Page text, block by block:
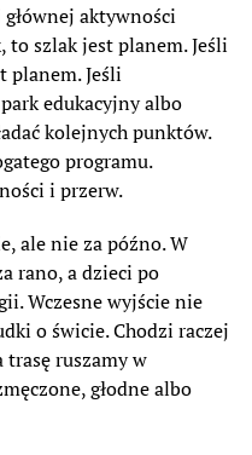
aktywności
to szlak jest planem. Jeśli
planem. Jeśli
edukacyjny albo
kolejnych punktów.
programu.
i przerw.
ale nie za późno. W
rano, a dzieci po
Wczesne wyjście nie
o świcie. Chodzi raczej
ruszamy w
głodne albo